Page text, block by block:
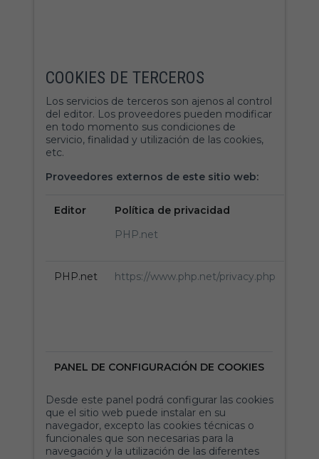
COOKIES DE TERCEROS
Los servicios de terceros son ajenos al control
del editor. Los proveedores pueden modificar
en todo momento sus condiciones de
servicio, finalidad y utilización de las cookies,
etc.
Proveedores externos de este sitio web:
Editor
Política de privacidad
PHP.net
PHP.net https://www.php.net/privacy.php
PANEL DE CONFIGURACIÓN DE COOKIES
Desde este panel podrá configurar las cookies
que el sitio web puede instalar en su
navegador, excepto las cookies técnicas o
funcionales que son necesarias para la
navegación y la utilización de las diferentes